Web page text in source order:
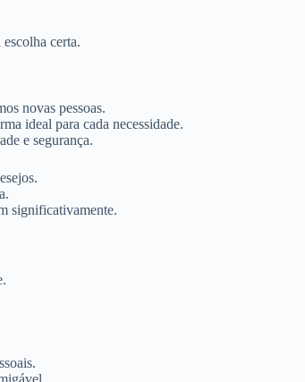
certa.
novas pessoas.
ideal para cada necessidade.
e segurança.
significativamente.